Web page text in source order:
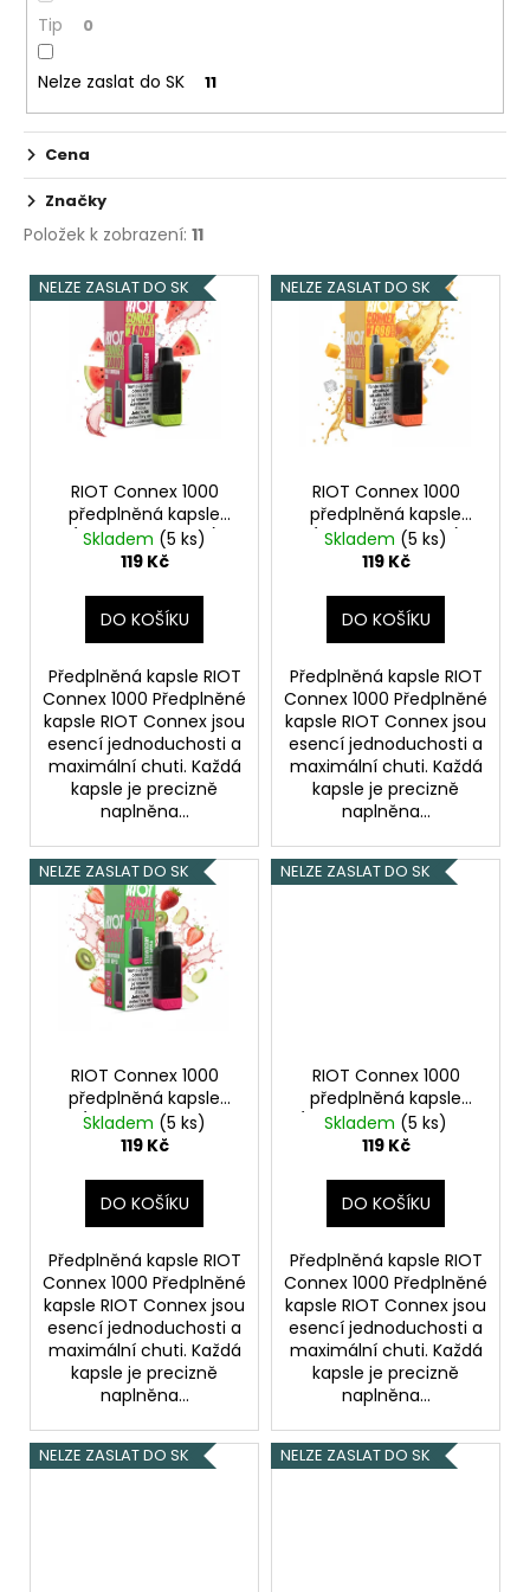
ůTip 0
Nelze zaslat do SK 11
Cena
Značky
Položek k zobrazení: 11
V
ý
NELZE ZASLAT DO SK
RIOT Connex 1000
předplněná kapsle
(Watermelon Ice)
18mg
Skladem (5 ks)
119 Kč
DO KOŠÍKU
Předplněná kapsle RIOT
Connex 1000 Předplněné
kapsle RIOT Connex jsou
esencí jednoduchosti a
maximální chuti. Každá
kapsle je precizně
naplněna...
NELZE ZASLAT DO SK
RIOT Connex 1000
předplněná kapsle
(Triple Mango Ice)
18mg
Skladem (5 ks)
119 Kč
DO KOŠÍKU
Předplněná kapsle RIOT
Connex 1000 Předplněné
kapsle RIOT Connex jsou
esencí jednoduchosti a
maximální chuti. Každá
kapsle je precizně
naplněna...
NELZE ZASLAT DO SK
RIOT Connex 1000
předplněná kapsle
(Strawberry Kiwi
Apple) 18mg
Skladem (5 ks)
119 Kč
DO KOŠÍKU
Předplněná kapsle RIOT
Connex 1000 Předplněné
kapsle RIOT Connex jsou
esencí jednoduchosti a
maximální chuti. Každá
kapsle je precizně
naplněna...
NELZE ZASLAT DO SK
RIOT Connex 1000
předplněná kapsle
(Strawberry Blueberry
Ice) 18mg
Skladem (5 ks)
119 Kč
DO KOŠÍKU
Předplněná kapsle RIOT
Connex 1000 Předplněné
kapsle RIOT Connex jsou
esencí jednoduchosti a
maximální chuti. Každá
kapsle je precizně
naplněna...
NELZE ZASLAT DO SK NELZE ZASLAT DO SK
m
e
ELF
BAR
600
20MG
-
(TŘEŠEŇ)